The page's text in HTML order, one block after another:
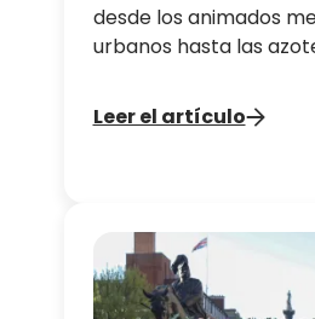
desde los animados
urbanos hasta las
todas las claves para
máximo 48 horas en la
Leer el artículo